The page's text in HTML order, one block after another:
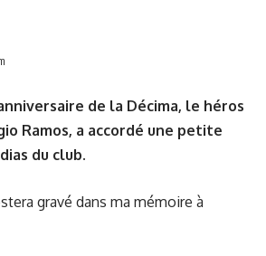
de la Décima, le héros
Ramos, a accordé une petite
du club.
gravé dans ma mémoire à